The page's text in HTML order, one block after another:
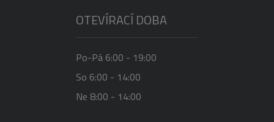
OTEVÍRACÍ DOBA
Po-Pá 6:00 - 19:00
So 6:00 - 14:00
Ne 8:00 - 14:00